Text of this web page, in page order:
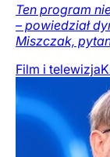
Ten program
– powiedział
Miszczak,
Film i telewizja